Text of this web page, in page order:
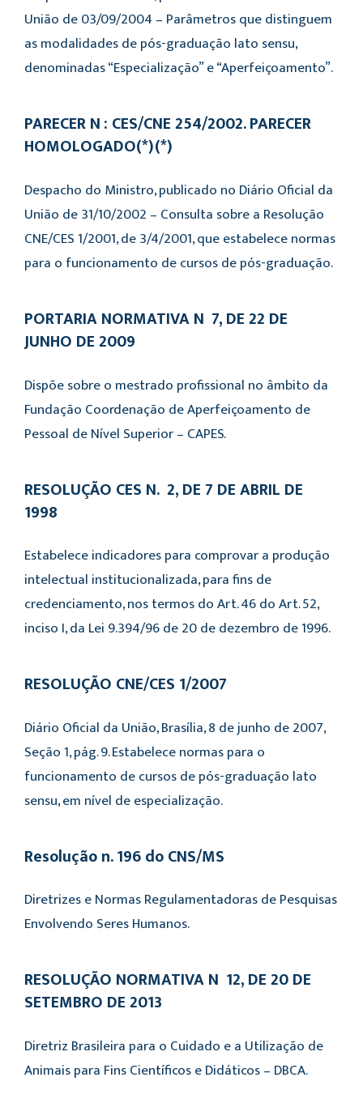
União de 03/09/2004 – Parâmetros que distinguem
as modalidades de pós-graduação lato sensu,
denominadas “Especialização” e “Aperfeiçoamento”.
PARECER Nº: CES/CNE 254/2002. PARECER
HOMOLOGADO(*)(*)
Despacho do Ministro, publicado no Diário Oficial da
União de 31/10/2002 – Consulta sobre a Resolução
CNE/CES 1/2001, de 3/4/2001, que estabelece normas
para o funcionamento de cursos de pós-graduação.
PORTARIA NORMATIVA Nº 7, DE 22 DE
JUNHO DE 2009
Dispõe sobre o mestrado profissional no âmbito da
Fundação Coordenação de Aperfeiçoamento de
Pessoal de Nível Superior – CAPES.
RESOLUÇÃO CES N.º 2, DE 7 DE ABRIL DE
1998
Estabelece indicadores para comprovar a produção
intelectual institucionalizada, para fins de
credenciamento, nos termos do Art. 46 do Art. 52,
inciso I, da Lei 9.394/96 de 20 de dezembro de 1996.
RESOLUÇÃO CNE/CES 1/2007
Diário Oficial da União, Brasília, 8 de junho de 2007,
Seção 1, pág. 9. Estabelece normas para o
funcionamento de cursos de pós-graduação lato
sensu, em nível de especialização.
Resolução n. 196 do CNS/MS
Diretrizes e Normas Regulamentadoras de Pesquisas
Envolvendo Seres Humanos.
RESOLUÇÃO NORMATIVA Nº 12, DE 20 DE
SETEMBRO DE 2013
Diretriz Brasileira para o Cuidado e a Utilização de
Animais para Fins Científicos e Didáticos – DBCA.